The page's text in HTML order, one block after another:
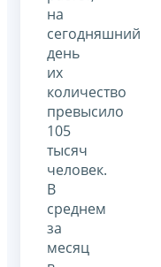
на
сегодняшний
день
их
количество
превысило
105
тысяч
человек.
В
среднем
за
месяц